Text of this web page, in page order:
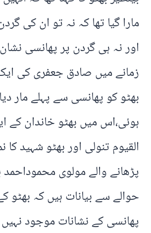
مارا گیا تھا کہ نہ تو ان کی
اور نہ ہی گردن پر پھانسی
زمانے میں صادق جعفری کی
بھٹو کو پھانسی سے پہلے مار
ہوئی،اس میں بھٹو خاندان کے
القیوم تنولی اور بھٹو شہید کا
پڑھانے والے مولوی
حوالے سے بیانات ہیں کہ
پھانسی کے نشانات موجود